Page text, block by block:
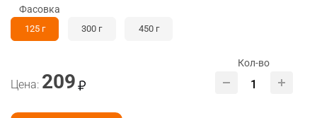
Фасовка
125 г 300 г 450 г
Цена: 209
Кол-во